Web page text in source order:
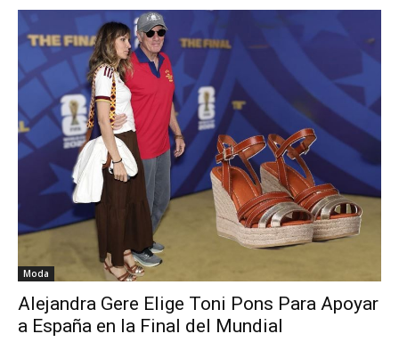
Moda
Alejandra Gere Elige Toni Pons Para Apoyar
a España en la Final del Mundial